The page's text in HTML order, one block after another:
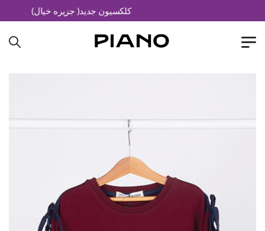
کلکسیون جدید( جزیره خیال)